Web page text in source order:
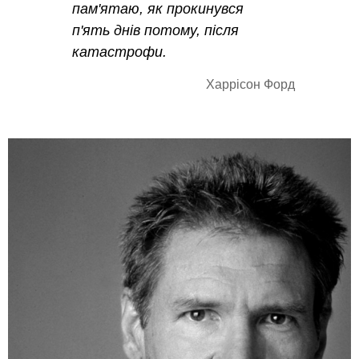
пам'ятаю, як прокинувся
п'ять днів потому, після
катастрофи.
Харрісон Форд